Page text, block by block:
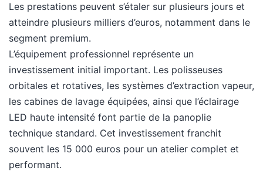
Les prestations peuvent s’étaler sur plusieurs jours et
atteindre plusieurs milliers d’euros, notamment dans le
segment premium.
L’équipement professionnel représente un
investissement initial important. Les polisseuses
orbitales et rotatives, les systèmes d’extraction vapeur,
les cabines de lavage équipées, ainsi que l’éclairage
LED haute intensité font partie de la panoplie
technique standard. Cet investissement franchit
souvent les 15 000 euros pour un atelier complet et
performant.